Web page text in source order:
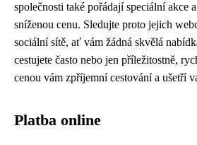
společnosti také pořádají speciální akce
sníženou cenu. Sledujte proto jejich
sociální sítě, ať vám žádná skvělá
cestujete často nebo jen příležitostně,
cenou vám zpříjemní cestování a ušetří
Platba online